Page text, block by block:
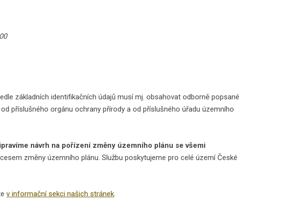
základních identifikačních údajů musí mj. obsahovat odborně popsané
příslušného orgánu ochrany přírody a od příslušného úřadu územního
návrh na pořízení změny územního plánu se všemi
změny územního plánu. Službu poskytujeme pro celé území České
v informační sekci našich stránek.